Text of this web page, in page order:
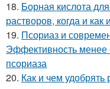
18. Борная кислота
растворов, когда и как
19. Псориаз и
Эффективность менее
псориаза
20. Как и чем